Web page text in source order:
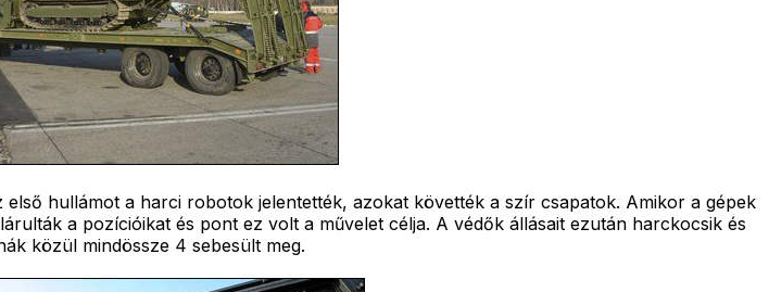
hullámot a harci robotok jelentették, azokat követték a szír csapatok. Amikor a gépek
a pozícióikat és pont ez volt a művelet célja. A védők állásait ezután harckocsik és
közül mindössze 4 sebesült meg.